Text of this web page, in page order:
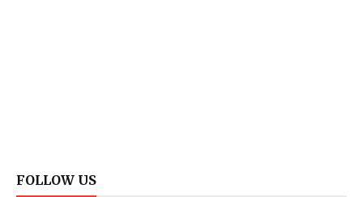
FOLLOW US